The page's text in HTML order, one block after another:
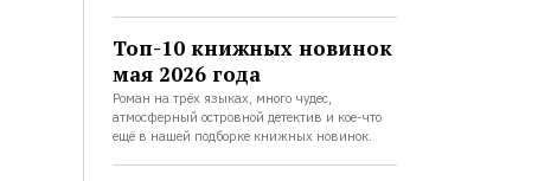
Топ-10 книжных новинок
мая 2026 года
Роман на трёх языках, много чудес,
атмосферный островной детектив и кое-что
ещё в нашей подборке книжных новинок.